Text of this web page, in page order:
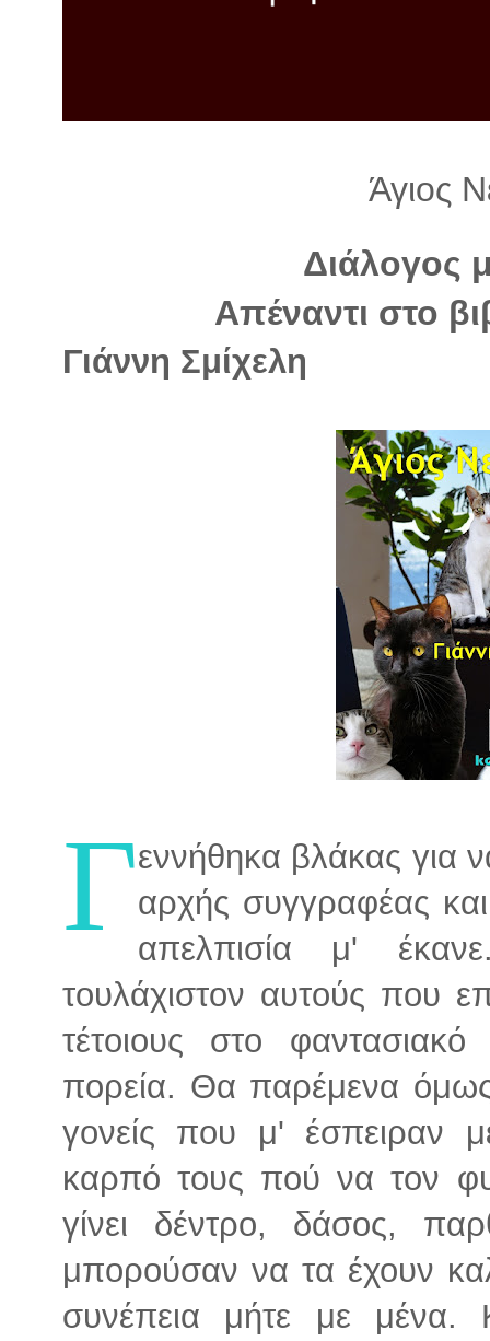
Άγιος
Διάλογος
Απέναντι στο
Γιάννη Σμίχελη
Γεννήθηκα βλάκας για
αρχής συγγραφέας
απελπισία μ'
τουλάχιστον αυτούς που
τέτοιους στο
πορεία. Θα παρέμενα
γονείς που μ' έσπειραν
καρπό τους πού να τον
γίνει δέντρο, δάσος,
μπορούσαν να τα έχουν
συνέπεια μήτε με